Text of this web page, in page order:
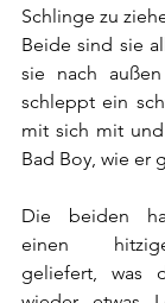
Schlinge zu
Beide sind sie
sie nach
schleppt ein
mit sich mit
Bad Boy, wie er
Die beiden
einen
geliefert, was